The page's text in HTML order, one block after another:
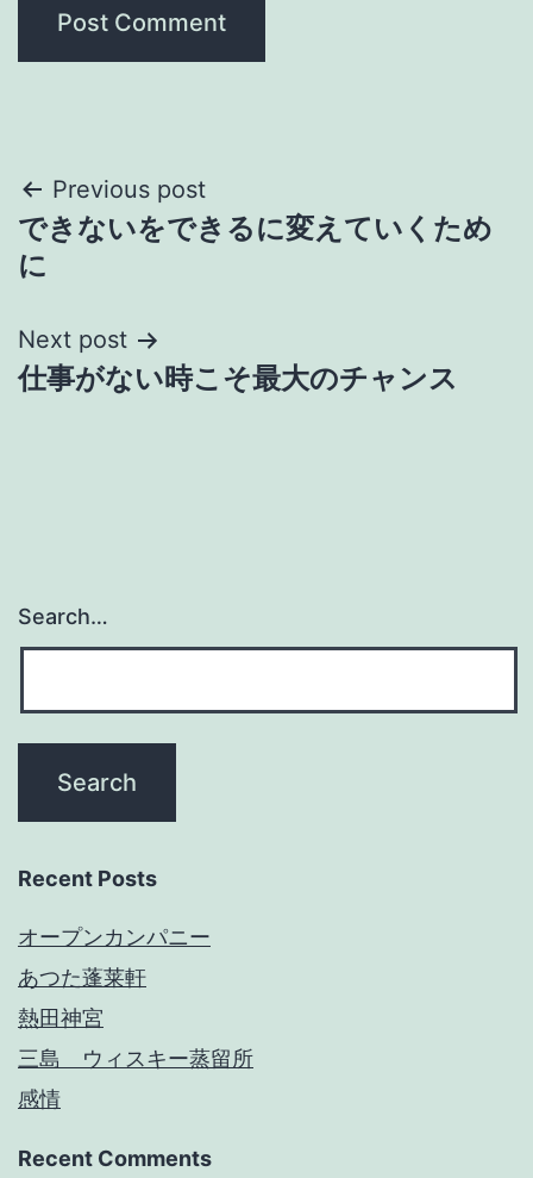
Post
navigation
Previous post
できないをできるに変えていくため
に
Next post
仕事がない時こそ最大のチャンス
Search…
Recent Posts
オープンカンパニー
あつた蓬莱軒
熱田神宮
三島 ウィスキー蒸留所
感情
Recent Comments